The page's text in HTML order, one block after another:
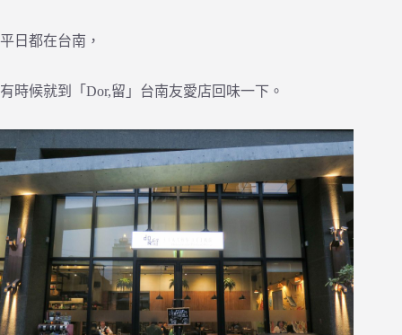
平日都在台南，
有時候就到「Dor,留」台南友愛店回味一下。